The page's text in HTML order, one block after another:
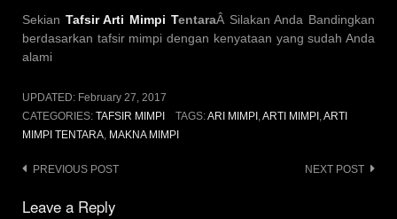
Sekian Tafsir Arti Mimpi TentaraÂ Silakan Anda Bandingkan
berdasarkan tafsir mimpi dengan kenyataan yang sudah Anda
alami
UPDATED: February 27, 2017
CATEGORIES: TAFSIR MIMPI TAGS:ARI MIMPI ,ARTI MIMPI ,ARTI
MIMPI TENTARA, MAKNA MIMPI
Post
navigation
PREVIOUS POST NEXT POST
Leave a Reply